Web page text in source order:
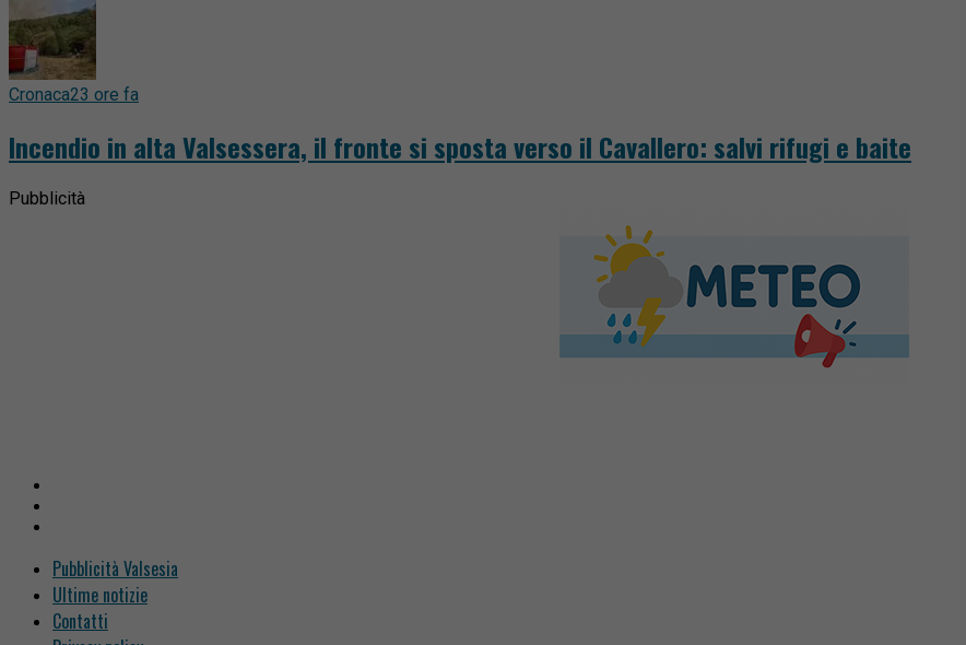
Cronaca23 ore fa
Incendio in alta Valsessera, il fronte si sposta verso il Cavallero: salvi rifugi e baite
Pubblicità
Pubblicità Valsesia
Ultime notizie
Contatti